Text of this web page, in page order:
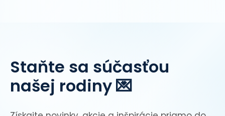
Staňte sa súčasťou
našej rodiny 💌